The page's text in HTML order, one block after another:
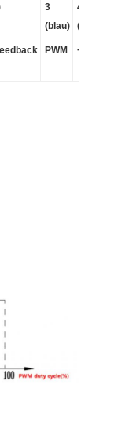
3
(blau)
4
(Schwarz)
PWM +24 V